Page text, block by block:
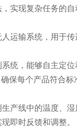
实现复杂任务的自
运输系统，用于传
统，能够自主定位
保每个产品符合标
产线中的温度、湿
即时反馈和调整。